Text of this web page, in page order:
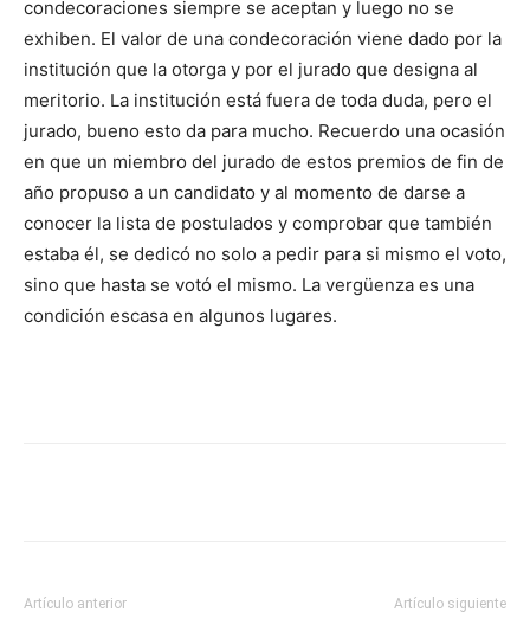
condecoraciones siempre se aceptan y luego no se
exhiben. El valor de una condecoración viene dado por la
institución que la otorga y por el jurado que designa al
meritorio. La institución está fuera de toda duda, pero el
jurado, bueno esto da para mucho. Recuerdo una ocasión
en que un miembro del jurado de estos premios de fin de
año propuso a un candidato y al momento de darse a
conocer la lista de postulados y comprobar que también
estaba él, se dedicó no solo a pedir para si mismo el voto,
sino que hasta se votó el mismo. La vergüenza es una
condición escasa en algunos lugares.
Artículo anterior Artículo siguiente